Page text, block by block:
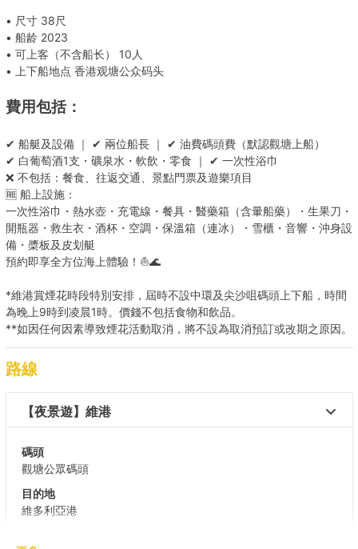
• 尺寸 38尺
• 船龄 2023
• 可上客（不含船长） 10人
• 上下船地点 香港观塘公众码头
費用包括：
✔ 船艇及設備 ｜ ✔ 兩位船長 ｜ ✔ 油費碼頭費（默認觀塘上船）
✔ 白葡萄酒1支・礦泉水・軟飲・零食 ｜ ✔ 一次性浴巾
❌ 不包括：餐食、往返交通、景點門票及遊樂項目
🆓 船上設施：
一次性浴巾・熱水壺・充電線・餐具・醫藥箱（含暈船藥）・生果刀・
開瓶器・救生衣・酒杯・空調・保溫箱（連冰）・雪櫃・音響・沖身設
備・槳板及皮划艇
預約即享全方位海上體驗！⛵🌊
*維港賞煙花時段特別安排，屆時不設中環及尖沙咀碼頭上下船，時間
為晚上9時到凌晨1時。價錢不包括食物和飲品。
**如因任何因素導致煙花活動取消，將不設為取消預訂或改期之原因。
路線
【夜景遊】維港
碼頭
觀塘公眾碼頭
目的地
維多利亞港